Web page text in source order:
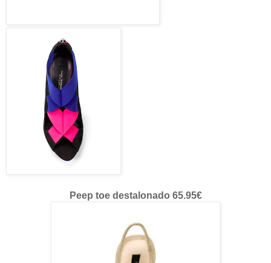
Peep toe destalonado 65.95€